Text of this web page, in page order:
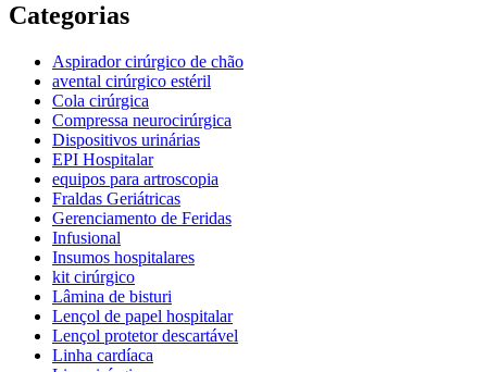
Categorias
Aspirador cirúrgico de chão
avental cirúrgico estéril
Cola cirúrgica
Compressa neurocirúrgica
Dispositivos urinárias
EPI Hospitalar
equipos para artroscopia
Fraldas Geriátricas
Gerenciamento de Feridas
Infusional
Insumos hospitalares
kit cirúrgico
Lâmina de bisturi
Lençol de papel hospitalar
Lençol protetor descartável
Linha cardíaca